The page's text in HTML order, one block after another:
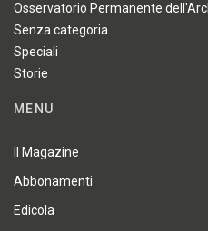
Osservatorio Permanente
Senza categoria
Speciali
Storie
MENU
Il Magazine
Abbonamenti
Edicola